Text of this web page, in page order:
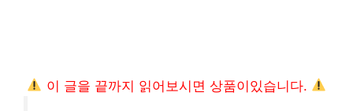
이 글을 끝까지 읽어보시면 상품이있습니다.